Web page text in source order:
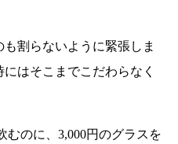
割らないように緊張しま
はそこまでこだわらなく
むのに、3,000円のグラスを